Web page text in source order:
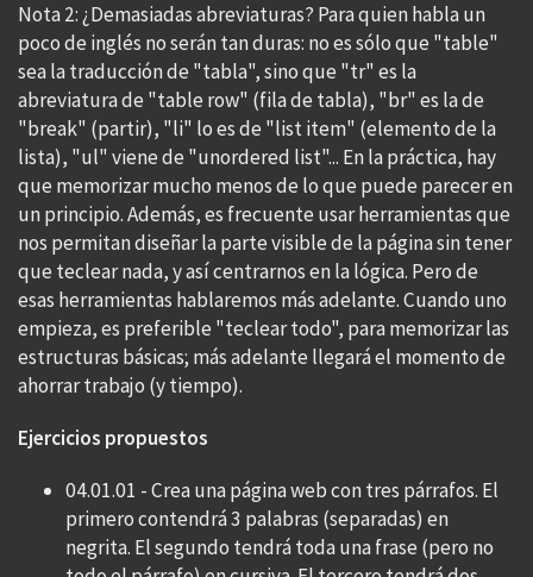
Nota 2: ¿Demasiadas abreviaturas? Para quien habla un
poco de inglés no serán tan duras: no es sólo que "table"
sea la traducción de "tabla", sino que "tr" es la
abreviatura de "table row" (fila de tabla), "br" es la de
"break" (partir), "li" lo es de "list item" (elemento de la
lista), "ul" viene de "unordered list"... En la práctica, hay
que memorizar mucho menos de lo que puede parecer en
un principio. Además, es frecuente usar herramientas que
nos permitan diseñar la parte visible de la página sin tener
que teclear nada, y así centrarnos en la lógica. Pero de
esas herramientas hablaremos más adelante. Cuando uno
empieza, es preferible "teclear todo", para memorizar las
estructuras básicas; más adelante llegará el momento de
ahorrar trabajo (y tiempo).
Ejercicios propuestos
04.01.01 - Crea una página web con tres párrafos. El
primero contendrá 3 palabras (separadas) en
negrita. El segundo tendrá toda una frase (pero no